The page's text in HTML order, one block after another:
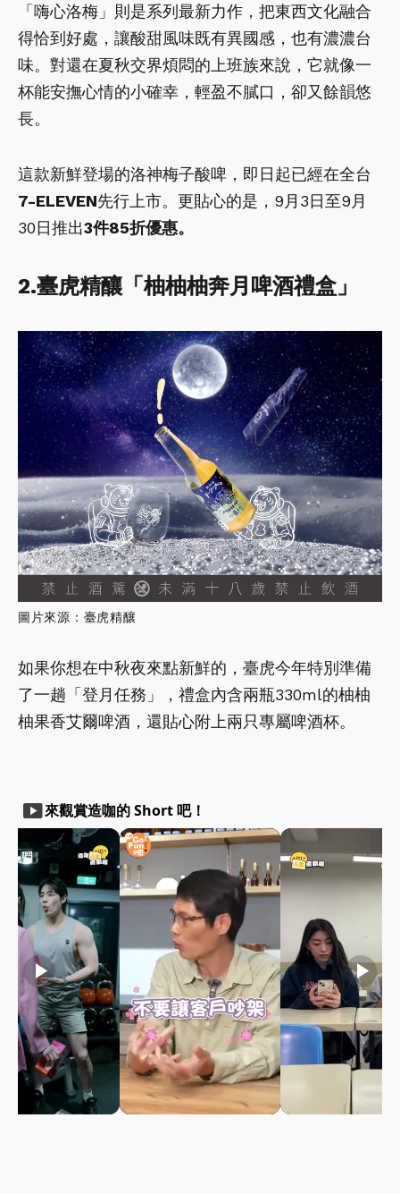
「嗨心洛梅」則是系列最新力作，把東西文化融合
得恰到好處，讓酸甜風味既有異國感，也有濃濃台
味。對還在夏秋交界煩悶的上班族來說，它就像一
杯能安撫心情的小確幸，輕盈不膩口，卻又餘韻悠
長。
這款新鮮登場的洛神梅子酸啤，即日起已經在全台
7-ELEVEN先行上市。更貼心的是，9月3日至9月
30日推出3件85折優惠。
2.臺虎精釀「柚柚柚奔月啤酒禮盒」
圖片來源：臺虎精釀
如果你想在中秋夜來點新鮮的，臺虎今年特別準備
了一趟「登月任務」，禮盒內含兩瓶330ml的柚柚
柚果香艾爾啤酒，還貼心附上兩只專屬啤酒杯。
smart_display來觀賞造咖的 Short 吧！
play_arrow play_arrow play_arrow